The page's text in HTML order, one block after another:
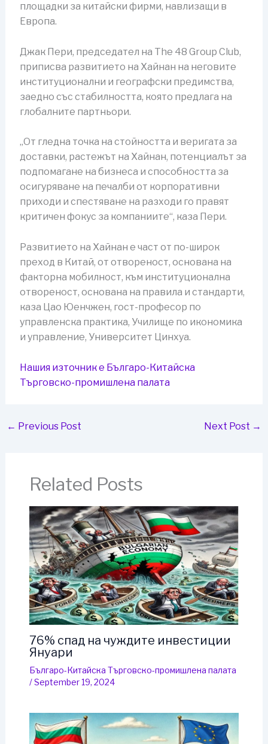
площадки за китайски фирми, навлизащи в
Европа.
Джак Пери, председател на The 48 Group Club,
приписва развитието на Хайнан на неговите
институционални и географски предимства,
заедно със стабилността, която предлага на
глобалните партньори.
„От гледна точка на стойността и веригата за
доставки, растежът на Хайнан, потенциалът за
подпомагане на бизнеса и способността за
осигуряване на печалби от корпоративни
приходи и спестяване на разходи го правят
критичен фокус за компаниите“, каза Пери.
Развитието на Хайнан е част от по-широк
преход в Китай, от отвореност, основана на
факторна мобилност, към институционална
отвореност, основана на правила и стандарти,
каза Цао Юенчжен, гост-професор по
управленска практика, Училище по икономика
и управление, Университет Цинхуа.
Нашия източник е Българо-Китайска
Търговско-промишлена палaта
← Previous Post Next Post →
Related Posts
76% спад на чуждите инвестиции
Януари
Българо-Китайска Търговско-промишлена палaта
/September 19, 2024